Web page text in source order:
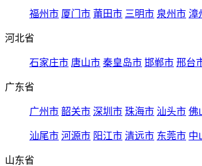
福州市 厦门市 莆田市 三明市 泉州市 漳
河北省
石家庄市 唐山市 秦皇岛市 邯郸市 邢台
广东省
广州市 韶关市 深圳市 珠海市 汕头市 佛
汕尾市 河源市 阳江市 清远市 东莞市 中
山东省